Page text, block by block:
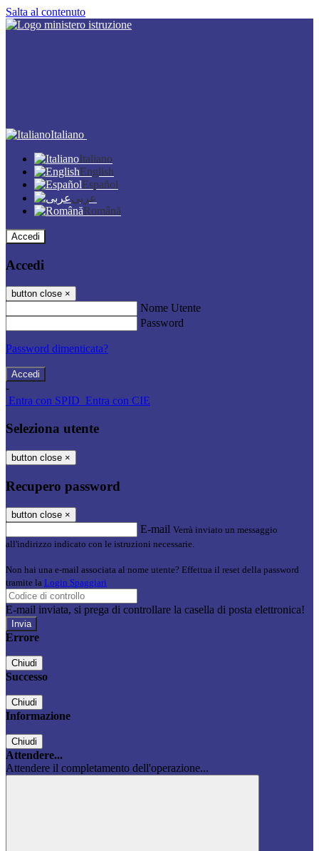
Salta al contenuto
Italiano
Italiano
English
Español
عربى
Română
Accedi
Accedi
button close ×
Nome Utente
Password
Password dimenticata?
-
Entra con SPID Entra con CIE
Seleziona utente
button close ×
Recupero password
button close ×
E-mail Verrà inviato un messaggio
all'indirizzo indicato con le istruzioni necessarie.
Non hai una e-mail associata al nome utente? Effettua il reset della password
tramite la Login Spaggiari
E-mail inviata, si prega di controllare la casella di posta elettronica!
Errore
Chiudi
Successo
Chiudi
Informazione
Chiudi
Attendere...
Attendere il completamento dell'operazione...